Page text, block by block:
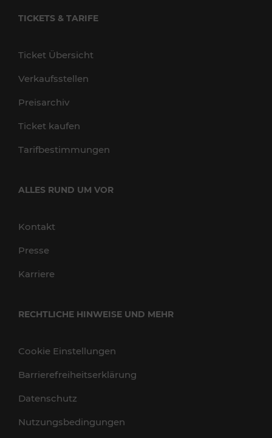
TICKETS & TARIFE
Ticket Übersicht
Verkaufsstellen
Preisarchiv
Ticket kaufen
Tarifbestimmungen
ALLES RUND UM VOR
Kontakt
Presse
Karriere
RECHTLICHE HINWEISE UND MEHR
Cookie Einstellungen
Barrierefreiheitserklärung
Datenschutz
Nutzungsbedingungen